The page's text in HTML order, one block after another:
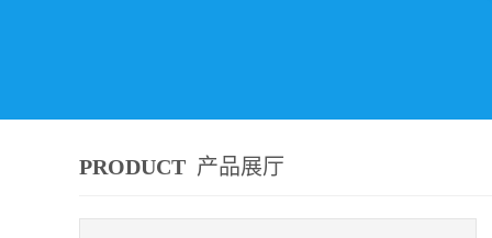
PRODUCT 产品展厅